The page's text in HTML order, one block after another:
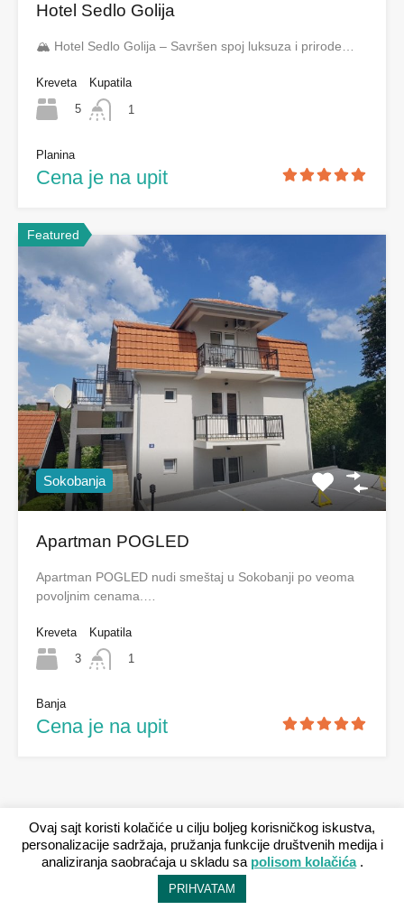
Hotel Sedlo Golija
🏔️ Hotel Sedlo Golija – Savršen spoj luksuza i prirode…
Kreveta
5
Kupatila
1
Planina
Cena je na upit
Featured
Sokobanja
Apartman POGLED
Apartman POGLED nudi smeštaj u Sokobanji po veoma
povoljnim cenama.…
Kreveta
3
Kupatila
1
Banja
Cena je na upit
Ovaj sajt koristi kolačiće u cilju boljeg korisničkog iskustva,
personalizacije sadržaja, pružanja funkcije društvenih medija i
analiziranja saobraćaja u skladu sa polisom kolačića.
PRIHVATAM